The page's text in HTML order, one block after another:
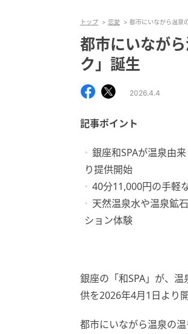
トップ 恋愛 都市にいながら温泉
都市にいなが
ク」誕生
2026.4.4
記事ポイント
銀座和SPAが温泉由
り提供開始
40分11,000円の手軽
天然温泉水や温泉鉱
ション体験
銀座の「和SPA」が、
供を2026年4月1日より
都市にいながら温泉の